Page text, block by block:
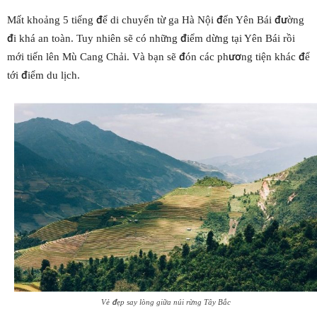
Mất khoảng 5 tiếng để di chuyển từ ga Hà Nội đến Yên Bái đường
đi khá an toàn. Tuy nhiên sẽ có những điểm dừng tại Yên Bái rồi
mới tiến lên Mù Cang Chải. Và bạn sẽ đón các phương tiện khác để
tới điểm du lịch.
Vẻ đẹp say lòng giữa núi rừng Tây Bắc